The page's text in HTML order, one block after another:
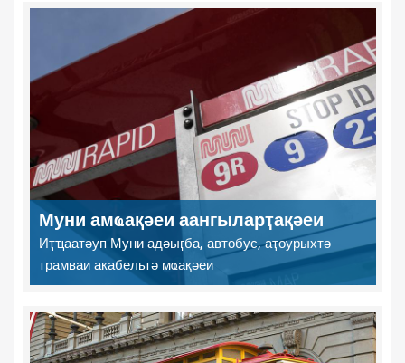
Муни амҩақәеи аангыларҭақәеи
Иҭҵаатәуп Муни адәыӷба, автобус, аҭоурыхтә
трамваи акабельтә мҩақәеи